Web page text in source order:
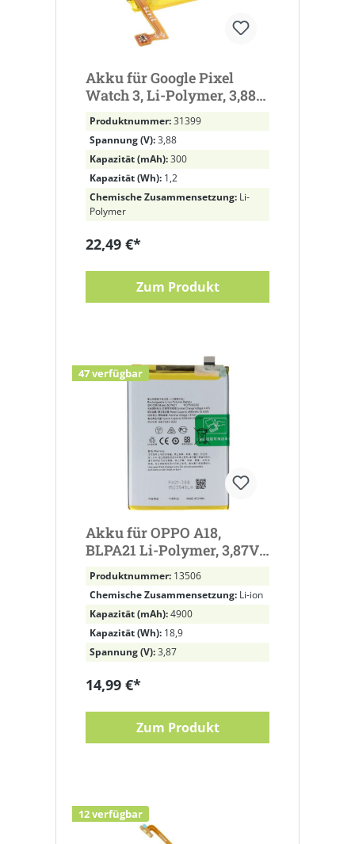
Akku für Google Pixel
Watch 3, Li-Polymer, 3,88V,
300mAh ersetzt G1QME
Produktnummer:31399
Spannung (V):3,88
Kapazität (mAh):300
Kapazität (Wh): 1,2
Chemische Zusammensetzung: Li-
Polymer
22,49 €*
Zum Produkt
47 verfügbar
Akku für OPPO A18,
BLPA21 Li-Polymer, 3,87V,
4890mAh ersetzt A18, A18
4G
Produktnummer: 13506
Chemische Zusammensetzung: Li-ion
Kapazität (mAh):4900
Kapazität (Wh): 18,9
Spannung (V):3,87
14,99 €*
Zum Produkt
12 verfügbar